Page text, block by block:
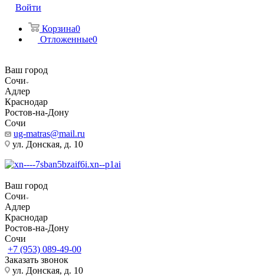
Войти
Корзина0
Отложенные0
Ваш город
Сочи
Адлер
Краснодар
Ростов-на-Дону
Сочи
ug-matras@mail.ru
ул. Донская, д. 10
Ваш город
Сочи
Адлер
Краснодар
Ростов-на-Дону
Сочи
+7 (953) 089-49-00
Заказать звонок
ул. Донская, д. 10